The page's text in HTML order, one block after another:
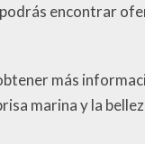
encontrar
más
marina y la